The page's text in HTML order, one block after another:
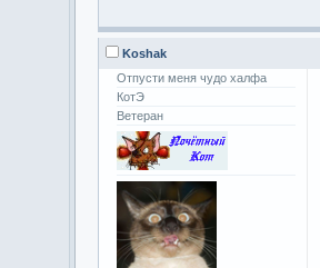
Koshak
Отпусти меня чудо халфа
КотЭ
Ветеран